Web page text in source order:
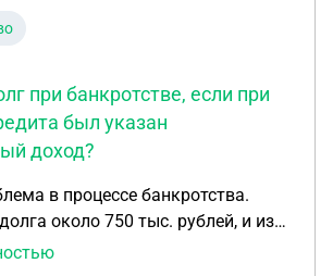
право его давать кроме
при банкротстве, если при
был указан
доход?
в процессе банкротства.
около 750 тыс. рублей, и из
появились только у Сбера.